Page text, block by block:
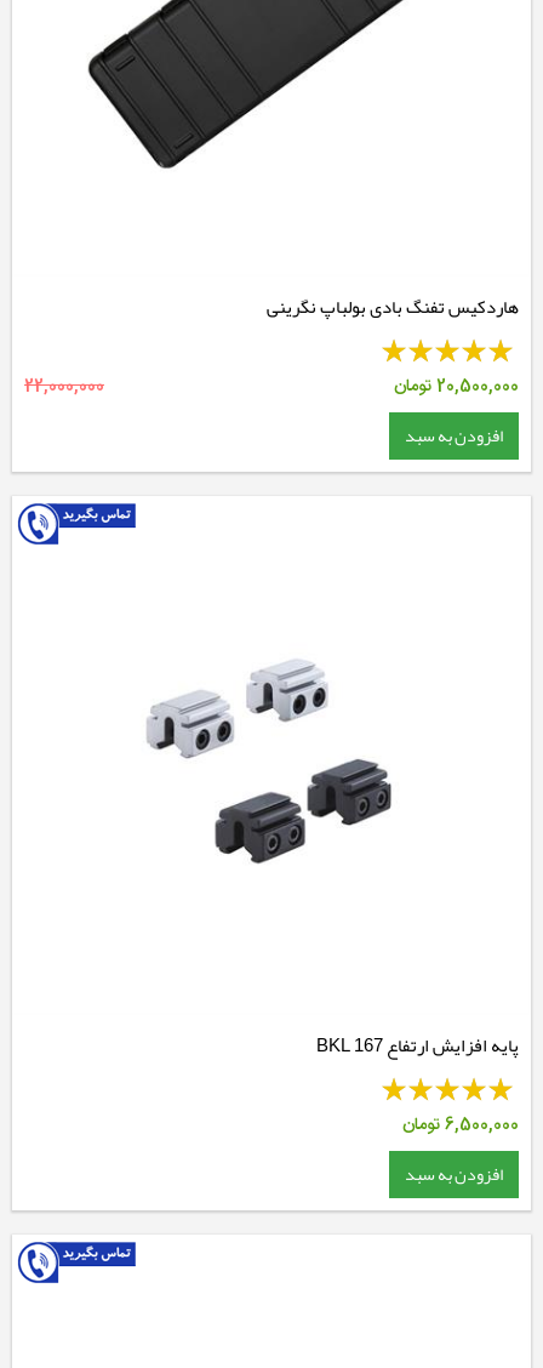
هاردکیس تفنگ بادی بولباپ نگرینی
20,500,000تومان 22,000,000
افزودن به سبد
پایه افزایش ارتفاع BKL 167
6,500,000تومان
افزودن به سبد